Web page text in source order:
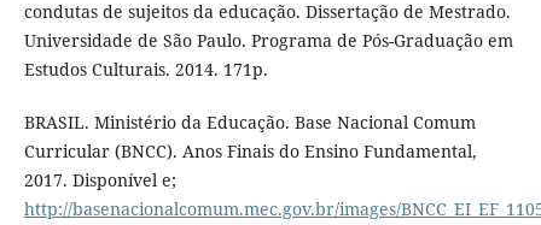
condutas de sujeitos da educação. Dissertação de Mestrado.
Universidade de São Paulo. Programa de Pós-Graduação em
Estudos Culturais. 2014. 171p.
BRASIL. Ministério da Educação. Base Nacional Comum
Curricular (BNCC). Anos Finais do Ensino Fundamental,
2017. Disponível e;
http://basenacionalcomum.mec.gov.br/images/